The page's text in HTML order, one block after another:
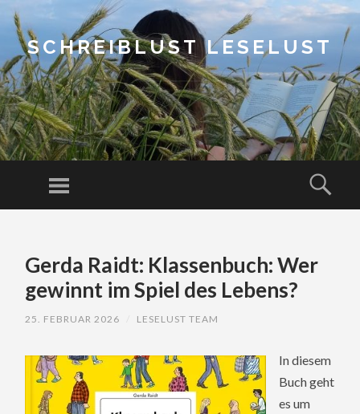
SCHREIBLUST LESELUST
Menu
CONTENTGerda Raidt: Klassenbuch: Wer
gewinnt im Spiel des Lebens?
25. FEBRUAR 2026 LESELUST TEAM
In diesem
Buch geht
es um